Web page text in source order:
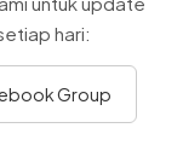
hari:
Group